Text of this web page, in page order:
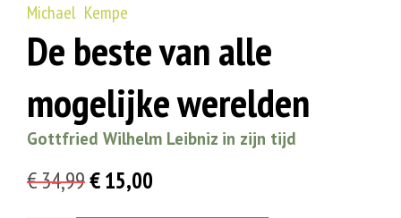
Michael Kempe
De beste van alle
mogelijke werelden
Gottfried Wilhelm Leibniz in zijn tijd
€34,99Oorspronkelijke
€15,00